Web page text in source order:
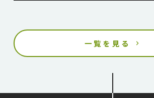
一覧を見る